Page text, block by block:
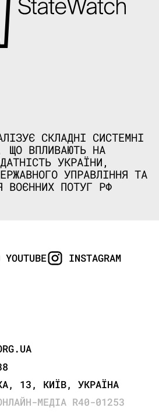
СКЛАДНІ СИСТЕМНІ
ЩО ВПЛИВАЮТЬ НА
УКРАЇНИ,
УПРАВЛІННЯ ТА
ВОЄННИХ ПОТУГ РФ
YOUTUBE
INSTAGRAM
13, КИЇВ, УКРАЇНА
МЕДІА R40-01253